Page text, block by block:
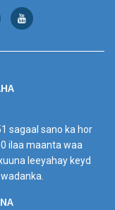
sagaal sano ka hor
ilaa maanta waa
leeyahay keyd